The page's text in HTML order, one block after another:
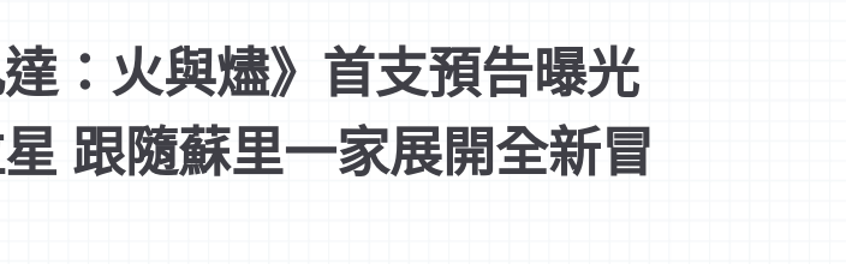
：火與燼》首支預告曝光
跟隨蘇里一家展開全新冒